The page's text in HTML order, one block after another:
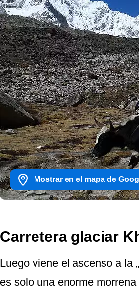
Mostrar en el mapa de
Carretera glaciar
Luego viene el ascenso a la
es solo una enorme